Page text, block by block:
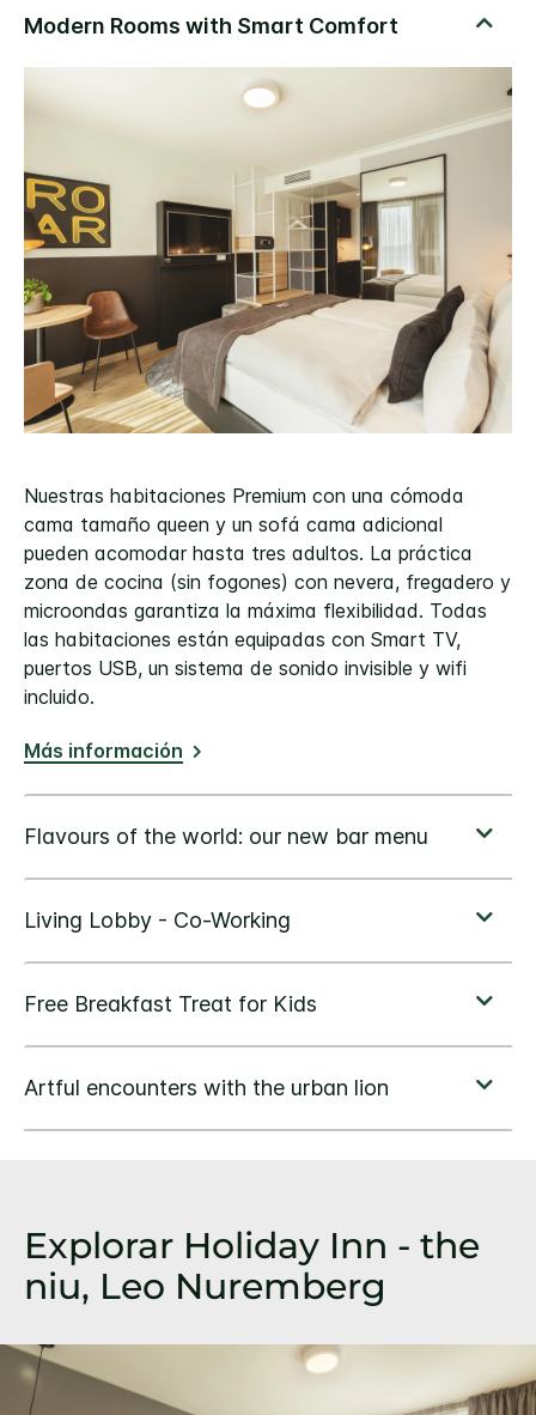
Nuestras habitaciones Premium con una cómoda
cama tamaño queen y un sofá cama adicional
pueden acomodar hasta tres adultos. La práctica
zona de cocina (sin fogones) con nevera, fregadero y
microondas garantiza la máxima flexibilidad. Todas
las habitaciones están equipadas con Smart TV,
puertos USB, un sistema de sonido invisible y wifi
incluido.
Más información
Explorar Holiday Inn - the
niu, Leo Nuremberg